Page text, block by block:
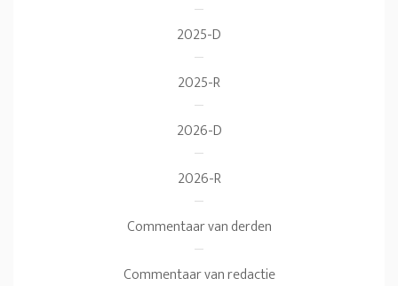
2025-D
2025-R
2026-D
2026-R
Commentaar van derden
Commentaar van redactie